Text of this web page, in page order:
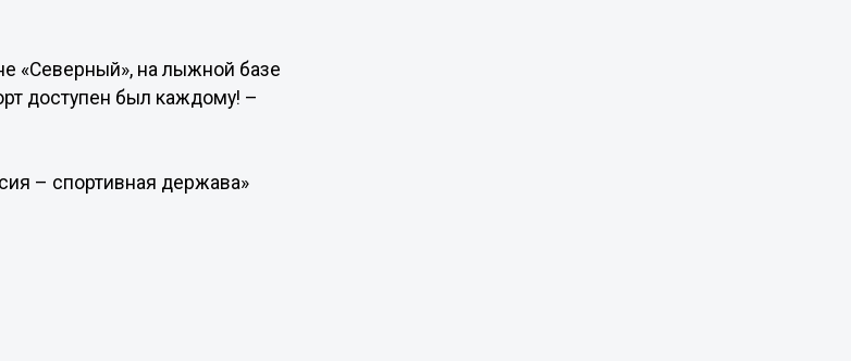
«Северный», на лыжной базе
доступен был каждому! –
– спортивная держава»